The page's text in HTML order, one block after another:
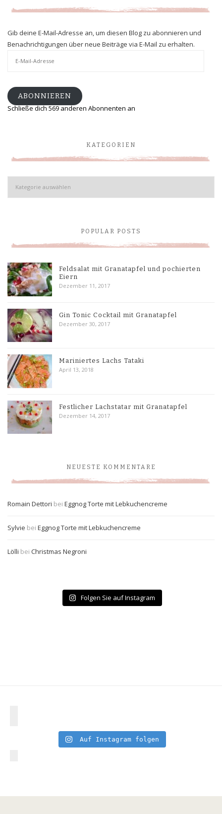
Gib deine E-Mail-Adresse an, um diesen Blog zu abonnieren und
Benachrichtigungen über neue Beiträge via E-Mail zu erhalten.
ABONNIEREN
Schließe dich 569 anderen Abonnenten an
KATEGORIEN
Kategorien
POPULAR POSTS
Feldsalat mit Granatapfel und pochierten
Eiern
Dezember 11, 2017
Gin Tonic Cocktail mit Granatapfel
Dezember 30, 2017
Mariniertes Lachs Tataki
April 13, 2018
Festlicher Lachstatar mit Granatapfel
Dezember 14, 2017
NEUESTE KOMMENTARE
Romain Dettori bei Eggnog Torte mit Lebkuchencreme
Sylvie bei Eggnog Torte mit Lebkuchencreme
Lölli bei Christmas Negroni
Folgen Sie auf Instagram
Auf Instagram folgen